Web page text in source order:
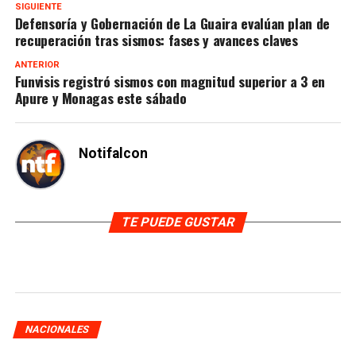
SIGUIENTE
Defensoría y Gobernación de La Guaira evalúan plan de
recuperación tras sismos: fases y avances claves
ANTERIOR
Funvisis registró sismos con magnitud superior a 3 en
Apure y Monagas este sábado
Notifalcon
TE PUEDE GUSTAR
NACIONALES